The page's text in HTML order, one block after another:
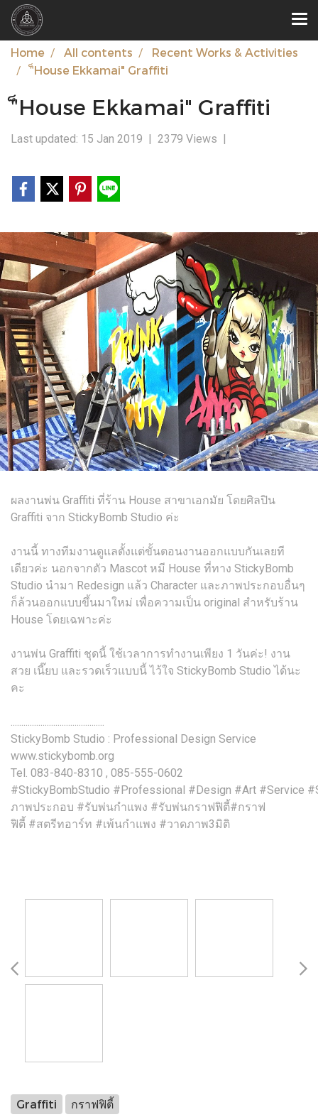
Home All contents
Recent Works & Activities
"็House Ekkamai" Graffiti
"็House Ekkamai" Graffiti
Last updated: 15 Jan 2019 | 2379 Views |
ผลงานพ่น Graffiti ที่ร้าน House สาขาเอกมัย โดยศิลปิน
Graffiti จาก StickyBomb Studio ค่ะ
งานนี้ ทางทีมงานดูแลตั้งแต่ขั้นตอนงานออกแบบกันเลยที
เดียวค่ะ นอกจากตัว Mascot หมี House ที่ทาง StickyBomb
Studio นำมา Redesign แล้ว Character และภาพประกอบอื่นๆ
ก็ล้วนออกแบบขึ้นมาใหม่ เพื่อความเป็น original สำหรับร้าน
House โดยเฉพาะค่ะ
งานพ่น Graffiti ชุดนี้ ใช้เวลาการทำงานเพียง 1 วันค่ะ! งาน
สวย เนี๊ยบ และรวดเร็วแบบนี้ ไว้ใจ StickyBomb Studio ได้นะ
คะ
StickyBomb Studio : Professional Design Service
www.stickybomb.org
Tel. 083-840-8310 , 085-555-0602
#StickyBombStudio #Professional #Design #Art #Service
ภาพประกอบ #รับพ่นกำแพง #รับพ่นกราฟฟิตี้#กราฟ
ฟิตี้ #สตรีทอาร์ท #เพ้นกำแพง #วาดภาพ3มิติ
Graffiti กราฟฟิตี้